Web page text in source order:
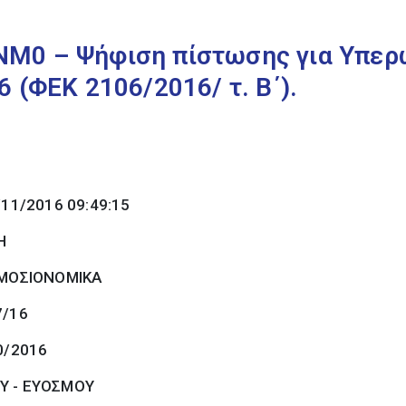
– Ψήφιση πίστωσης για
(ΦΕΚ 2106/2016/ τ. Β΄).
2016 09:49:15
16
2016
- ΕΥΟΣΜΟΥ